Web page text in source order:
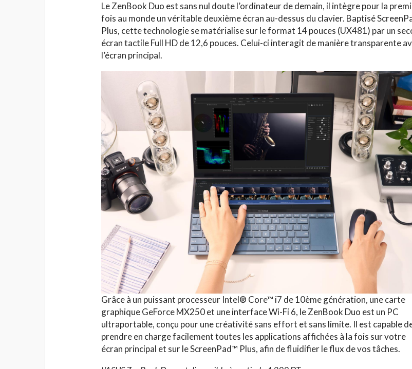
Le ZenBook Duo est sans nul doute l’ordinateur de demain, il intègre pour la
fois au monde un véritable deuxième écran au-dessus du clavier. Baptisé
Plus, cette technologie se matérialise sur le format 14 pouces (UX481) par un
écran tactile Full HD de 12,6 pouces. Celui-ci interagit de manière transparente
l’écran principal.
Grâce à un puissant processeur Intel® Core™ i7 de 10ème génération, une carte
graphique GeForce MX250 et une interface Wi-Fi 6, le ZenBook Duo est un PC
ultraportable, conçu pour une créativité sans effort et sans limite. Il est capable
prendre en charge facilement toutes les applications affichées à la fois sur votre
écran principal et sur le ScreenPad™ Plus, afin de fluidifier le flux de vos tâches.
Chanel Croisière 2025/26 : Une
parenthèse enchantée au Lac
de Côme
Jihène Ben Hassine
Dolce & Gabbana à
quand la Sicile
l’Olympe
Jihène Ben Hassine